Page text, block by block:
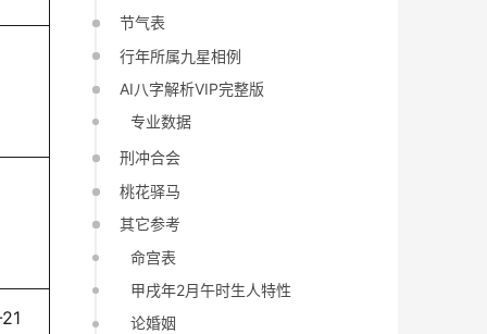
节气表
行年所属九星相例
AI八字解析VIP完整版
专业数据
刑冲合会
桃花驿马
其它参考
命宫表
甲戌年2月午时生人特性
论婚姻